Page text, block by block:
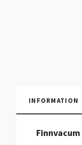
INFORMATION
Finnvacum